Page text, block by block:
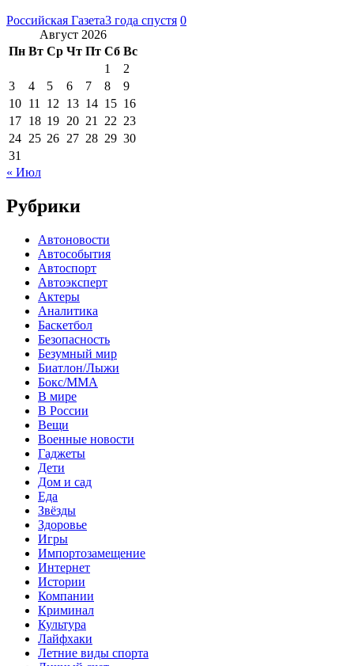
Российская Газета3 года спустя 0
Август 2026
Пн Вт Ср Чт Пт Сб Вс
1
2
3
4 5 6 7 8
9
10 11 12 13 14 15 16
17 18 19 20 21 22 23
24 25 26 27 28 29 30
31
« Июл
Рубрики
Автоновости
Автособытия
Автоспорт
Автоэксперт
Актеры
Аналитика
Баскетбол
Безопасность
Безумный мир
Биатлон/Лыжи
Бокс/MMA
В мире
В России
Вещи
Военные новости
Гаджеты
Дети
Дом и сад
Еда
Звёзды
Здоровье
Игры
Импортозамещение
Интернет
Истории
Компании
Криминал
Культура
Лайфхаки
Летние виды спорта